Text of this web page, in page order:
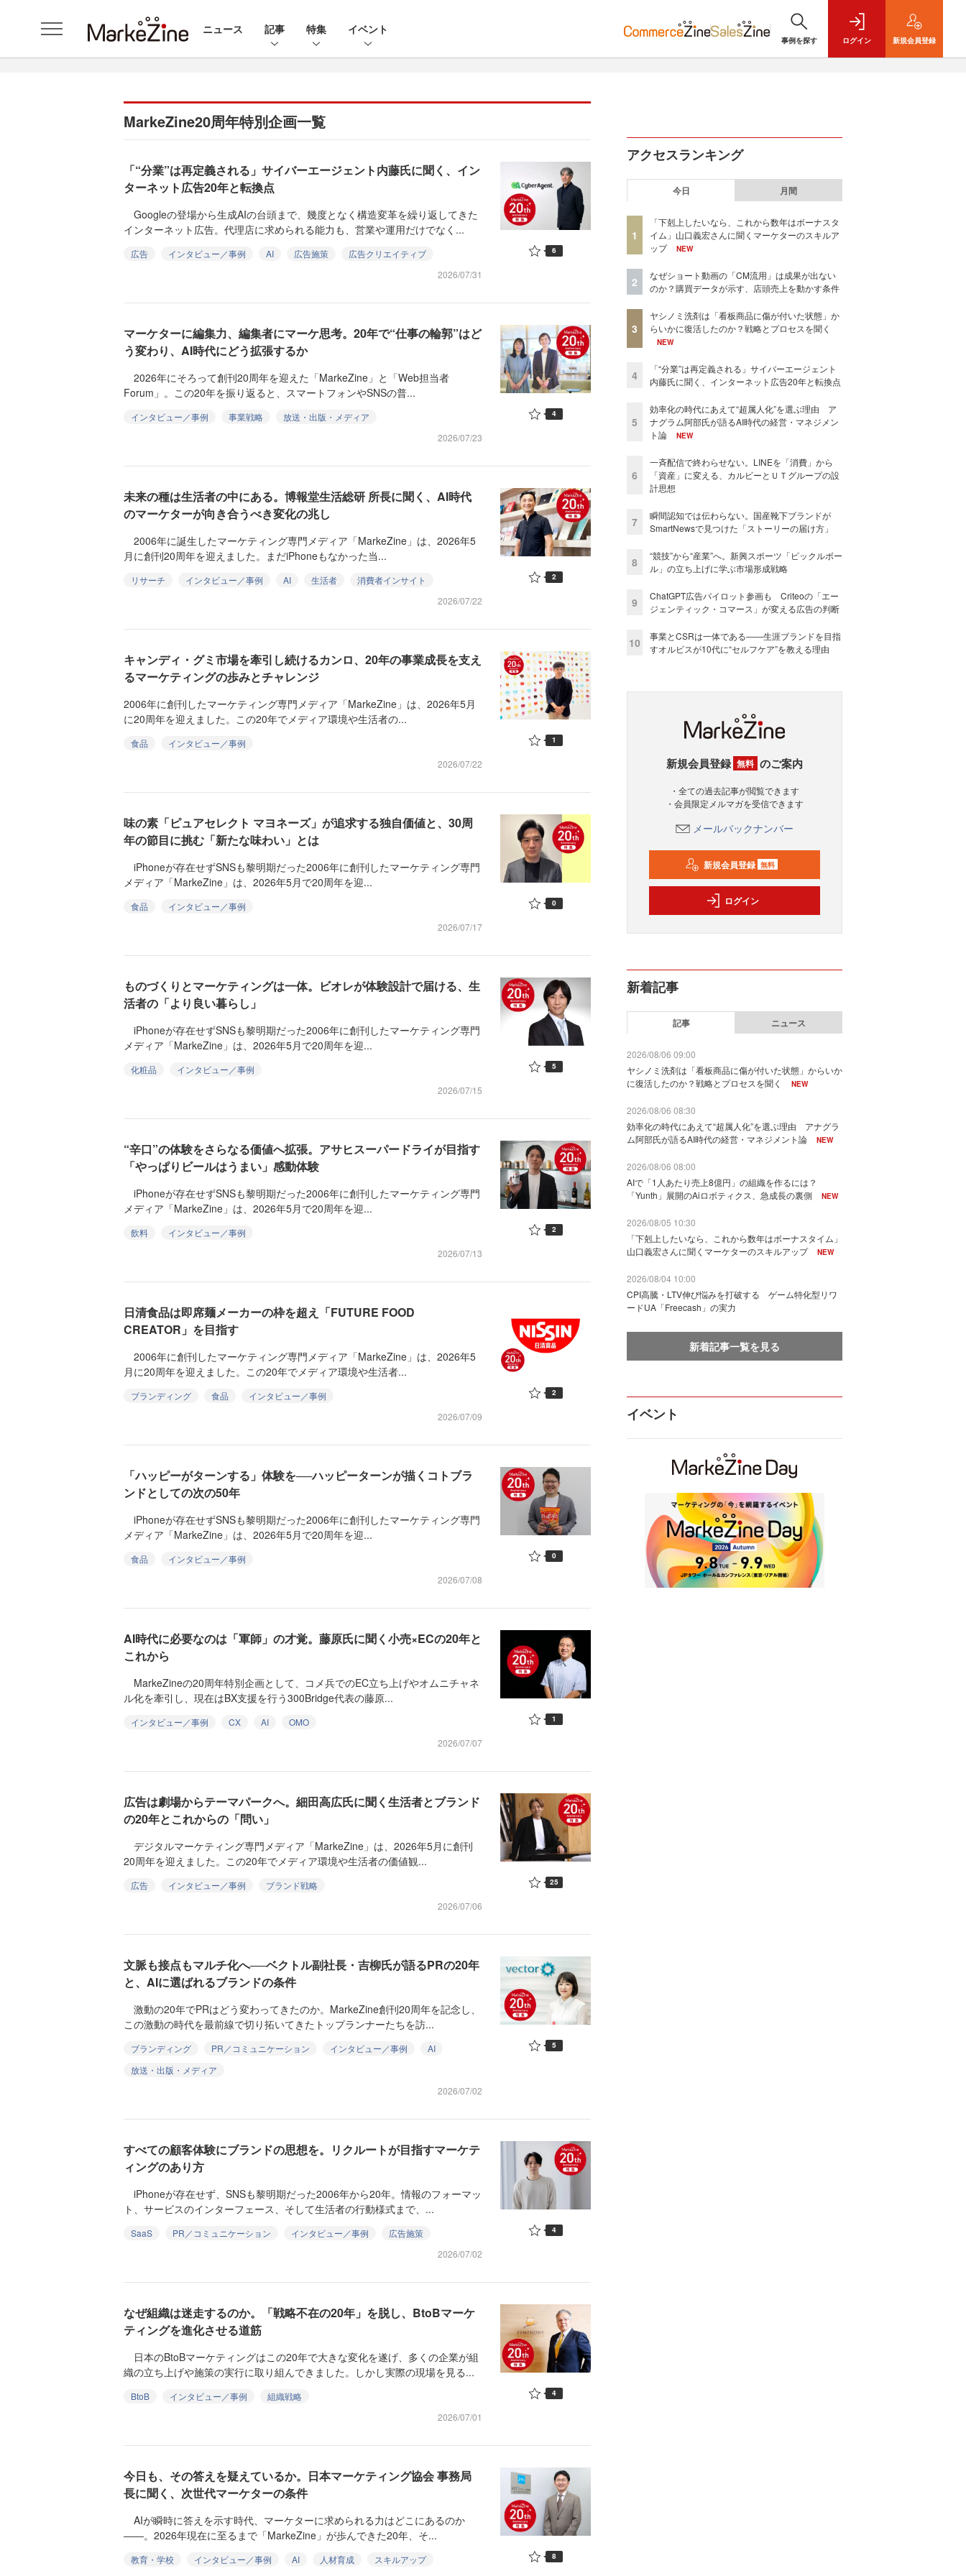
ニュース 記事 特集 イベント
事例を探す ログイン 新規会員登録
MarkeZine20周年特別企画一覧
「“分業”は再定義される」サイバーエージェント内藤氏に聞く、イン
ターネット広告20年と転換点
Googleの登場から生成AIの台頭まで、幾度となく構造変革を繰り返してきた
インターネット広告。代理店に求められる能力も、営業や運用だけでなく...
広告 インタビュー／事例 AI 広告施策
広告クリエイティブ
2026/07/31
6
マーケターに編集力、編集者にマーケ思考。20年で“仕事の輪郭”はど
う変わり、AI時代にどう拡張するか
2026年にそろって創刊20周年を迎えた「MarkeZine」と「Web担当者
Forum」。この20年を振り返ると、スマートフォンやSNSの普...
インタビュー／事例 事業戦略
放送・出版・メディア
2026/07/23
4
未来の種は生活者の中にある。博報堂生活総研 所長に聞く、AI時代
のマーケターが向き合うべき変化の兆し
2006年に誕生したマーケティング専門メディア「MarkeZine」は、2026年5
月に創刊20周年を迎えました。まだiPhoneもなかった当...
リサーチ インタビュー／事例 AI 生活者
消費者インサイト
2026/07/22
2
キャンディ・グミ市場を牽引し続けるカンロ、20年の事業成長を支え
るマーケティングの歩みとチャレンジ
2006年に創刊したマーケティング専門メディア「MarkeZine」は、2026年5月
に20周年を迎えました。この20年でメディア環境や生活者の...
食品
インタビュー／事例
2026/07/22
1
味の素「ピュアセレクト マヨネーズ」が追求する独自価値と、30周
年の節目に挑む「新たな味わい」とは
iPhoneが存在せずSNSも黎明期だった2006年に創刊したマーケティング専門
メディア「MarkeZine」は、2026年5月で20周年を迎...
食品
インタビュー／事例
2026/07/17
0
ものづくりとマーケティングは一体。ビオレが体験設計で届ける、生
活者の「より良い暮らし」
iPhoneが存在せずSNSも黎明期だった2006年に創刊したマーケティング専門
メディア「MarkeZine」は、2026年5月で20周年を迎...
化粧品
インタビュー／事例
2026/07/15
5
“辛口”の体験をさらなる価値へ拡張。アサヒスーパードライが目指す
「やっぱりビールはうまい」感動体験
iPhoneが存在せずSNSも黎明期だった2006年に創刊したマーケティング専門
メディア「MarkeZine」は、2026年5月で20周年を迎...
飲料
インタビュー／事例
2026/07/13
2
日清食品は即席麺メーカーの枠を超え「FUTURE FOOD
CREATOR」を目指す
2006年に創刊したマーケティング専門メディア「MarkeZine」は、2026年5
月に20周年を迎えました。この20年でメディア環境や生活者...
ブランディング 食品
インタビュー／事例
2026/07/09
2
「ハッピーがターンする」体験を──ハッピーターンが描くコトブラ
ンドとしての次の50年
iPhoneが存在せずSNSも黎明期だった2006年に創刊したマーケティング専門
メディア「MarkeZine」は、2026年5月で20周年を迎...
食品
インタビュー／事例
2026/07/08
0
AI時代に必要なのは「軍師」の才覚。藤原氏に聞く小売×ECの20年と
これから
MarkeZineの20周年特別企画として、コメ兵でのEC立ち上げやオムニチャネ
ル化を牽引し、現在はBX支援を行う300Bridge代表の藤原...
インタビュー／事例 CX AI
OMO
2026/07/07
1
広告は劇場からテーマパークへ。細田高広氏に聞く生活者とブランド
の20年とこれからの「問い」
デジタルマーケティング専門メディア「MarkeZine」は、2026年5月に創刊
20周年を迎えました。この20年でメディア環境や生活者の価値観...
広告 インタビュー／事例
ブランド戦略
2026/07/06
25
文脈も接点もマルチ化へ──ベクトル副社長・吉柳氏が語るPRの20年
と、AIに選ばれるブランドの条件
激動の20年でPRはどう変わってきたのか。MarkeZine創刊20周年を記念し、
この激動の時代を最前線で切り拓いてきたトップランナーたちを訪...
ブランディング PR／コミュニケーション インタビュー／事例
AI
放送・出版・メディア
2026/07/02
5
すべての顧客体験にブランドの思想を。リクルートが目指すマーケテ
ィングのあり方
iPhoneが存在せず、SNSも黎明期だった2006年から20年。情報のフォーマッ
ト、サービスのインターフェース、そして生活者の行動様式まで、...
SaaS PR／コミュニケーション インタビュー／事例
広告施策
2026/07/02
4
なぜ組織は迷走するのか。「戦略不在の20年」を脱し、BtoBマーケ
ティングを進化させる道筋
日本のBtoBマーケティングはこの20年で大きな変化を遂げ、多くの企業が組
織の立ち上げや施策の実行に取り組んできました。しかし実際の現場を見る...
BtoB インタビュー／事例
組織戦略
2026/07/01
4
今日も、その答えを疑えているか。日本マーケティング協会 事務局
長に聞く、次世代マーケターの条件
AIが瞬時に答えを示す時代、マーケターに求められる力はどこにあるのか
――。2026年現在に至るまで「MarkeZine」が歩んできた20年、そ...
教育・学校 インタビュー／事例 AI 人材育成
スキルアップ
8
アクセスランキング
今日 月間
1
「下剋上したいなら、これから数年はボーナスタ
イム」山口義宏さんに聞くマーケターのスキルア
ップ
NEW
2
なぜショート動画の「CM流用」は成果が出ない
のか？購買データが示す、店頭売上を動かす条件
3
ヤシノミ洗剤は「看板商品に傷が付いた状態」か
らいかに復活したのか？戦略とプロセスを聞く
NEW
4
「“分業”は再定義される」サイバーエージェント
内藤氏に聞く、インターネット広告20年と転換点
5
効率化の時代にあえて“超属人化”を選ぶ理由 ア
ナグラム阿部氏が語るAI時代の経営・マネジメン
ト論
NEW
6
一斉配信で終わらせない。LINEを「消費」から
「資産」に変える、カルビーとＵＴグループの設
計思想
7
瞬間認知では伝わらない。国産靴下ブランドが
SmartNewsで見つけた「ストーリーの届け方」
8
“競技”から“産業”へ。新興スポーツ「ピックルボー
ル」の立ち上げに学ぶ市場形成戦略
9
ChatGPT広告パイロット参画も Criteoの「エー
ジェンティック・コマース」が変える広告の判断
10
事業とCSRは一体である――生涯ブランドを目指
すオルビスが10代に“セルフケア”を教える理由
新規会員登録 無料 のご案内
・全ての過去記事が閲覧できます
・会員限定メルマガを受信できます
メールバックナンバー
新規会員登録 無料
ログイン
新着記事
記事 ニュース
2026/08/06 09:00
ヤシノミ洗剤は「看板商品に傷が付いた状態」からいか
に復活したのか？戦略とプロセスを聞く
NEW
2026/08/06 08:30
効率化の時代にあえて“超属人化”を選ぶ理由 アナグラ
ム阿部氏が語るAI時代の経営・マネジメント論
NEW
2026/08/06 08:00
AIで「1人あたり売上8億円」の組織を作るには？
「Yunth」展開のAiロボティクス、急成長の裏側
NEW
2026/08/05 10:30
「下剋上したいなら、これから数年はボーナスタイム」
山口義宏さんに聞くマーケターのスキルアップ
NEW
2026/08/04 10:00
CPI高騰・LTV伸び悩みを打破する ゲーム特化型リワ
ードUA「Freecash」の実力
新着記事一覧を見る
イベント